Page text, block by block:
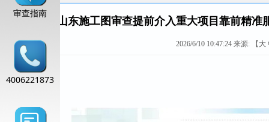
山东施工图审查提前介入重大项目靠前精
2026/6/10 10:47:24 来源: 【 大
审查指南
4006221873